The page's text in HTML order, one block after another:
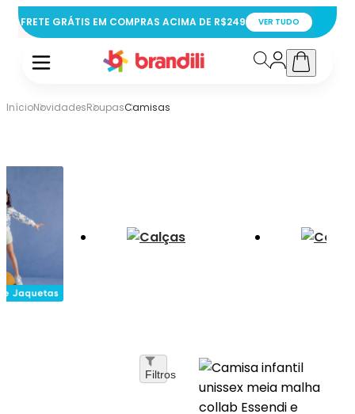
FRETE GRÁTIS EM COMPRAS ACIMA DE R$249 VER TUDO
InícioNovidadesRoupasCamisas
Filtros